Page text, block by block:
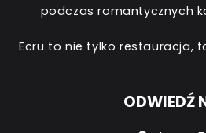
podczas romantycznych
Ecru to nie tylko restauracja,
ODWIEDŹ